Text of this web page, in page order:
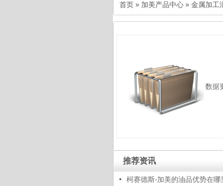
首页 » 加美产品中心 » 金属加工
数据
推荐资讯
柯赛德斯-加美的油品优势在哪